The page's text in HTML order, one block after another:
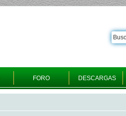
FORO DESCARGAS